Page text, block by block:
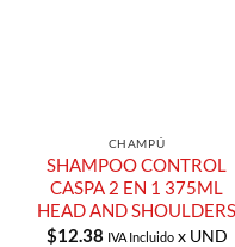
CHAMPÚ
SHAMPOO CONTROL
CASPA 2 EN 1 375ML
HEAD AND SHOULDERS
$12.38 IVA Incluidox UND